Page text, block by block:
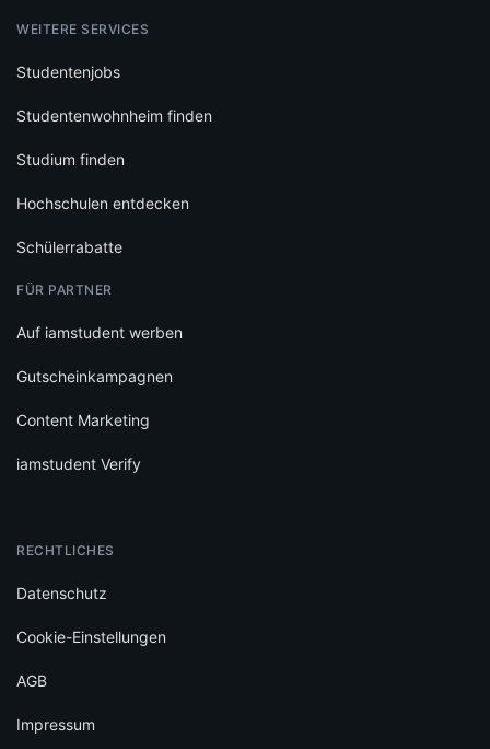
WEITERE SERVICES
Studentenjobs
Studentenwohnheim finden
Studium finden
Hochschulen entdecken
Schülerrabatte
FÜR PARTNER
Auf iamstudent werben
Gutscheinkampagnen
Content Marketing
iamstudent Verify
RECHTLICHES
Datenschutz
Cookie-Einstellungen
AGB
Impressum